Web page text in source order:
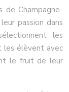
de Champagne-
passion dans
les
les élèvent avec
le fruit de leur